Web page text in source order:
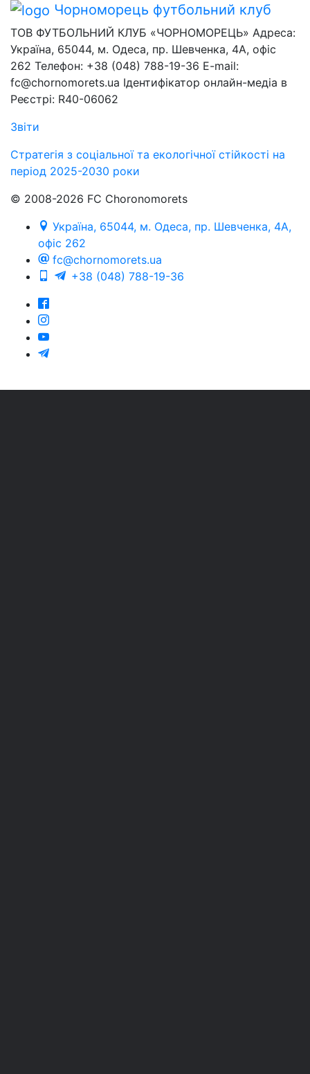
Чорноморець футбольний клуб
ТОВ ФУТБОЛЬНИЙ КЛУБ «ЧОРНОМОРЕЦЬ» Адреса:
Україна, 65044, м. Одеса, пр. Шевченка, 4А, офіс
262 Телефон: +38 (048) 788-19-36 E-mail:
fc@chornomorets.ua Ідентифікатор онлайн-медіа в
Реєстрі: R40-06062
Звіти
Стратегія з соціальної та екологічної стійкості на
період 2025-2030 роки
© 2008-2026 FC Choronomorets
Україна, 65044, м. Одеса, пр. Шевченка, 4А,
офіс 262
fc@chornomorets.ua
+38 (048) 788-19-36